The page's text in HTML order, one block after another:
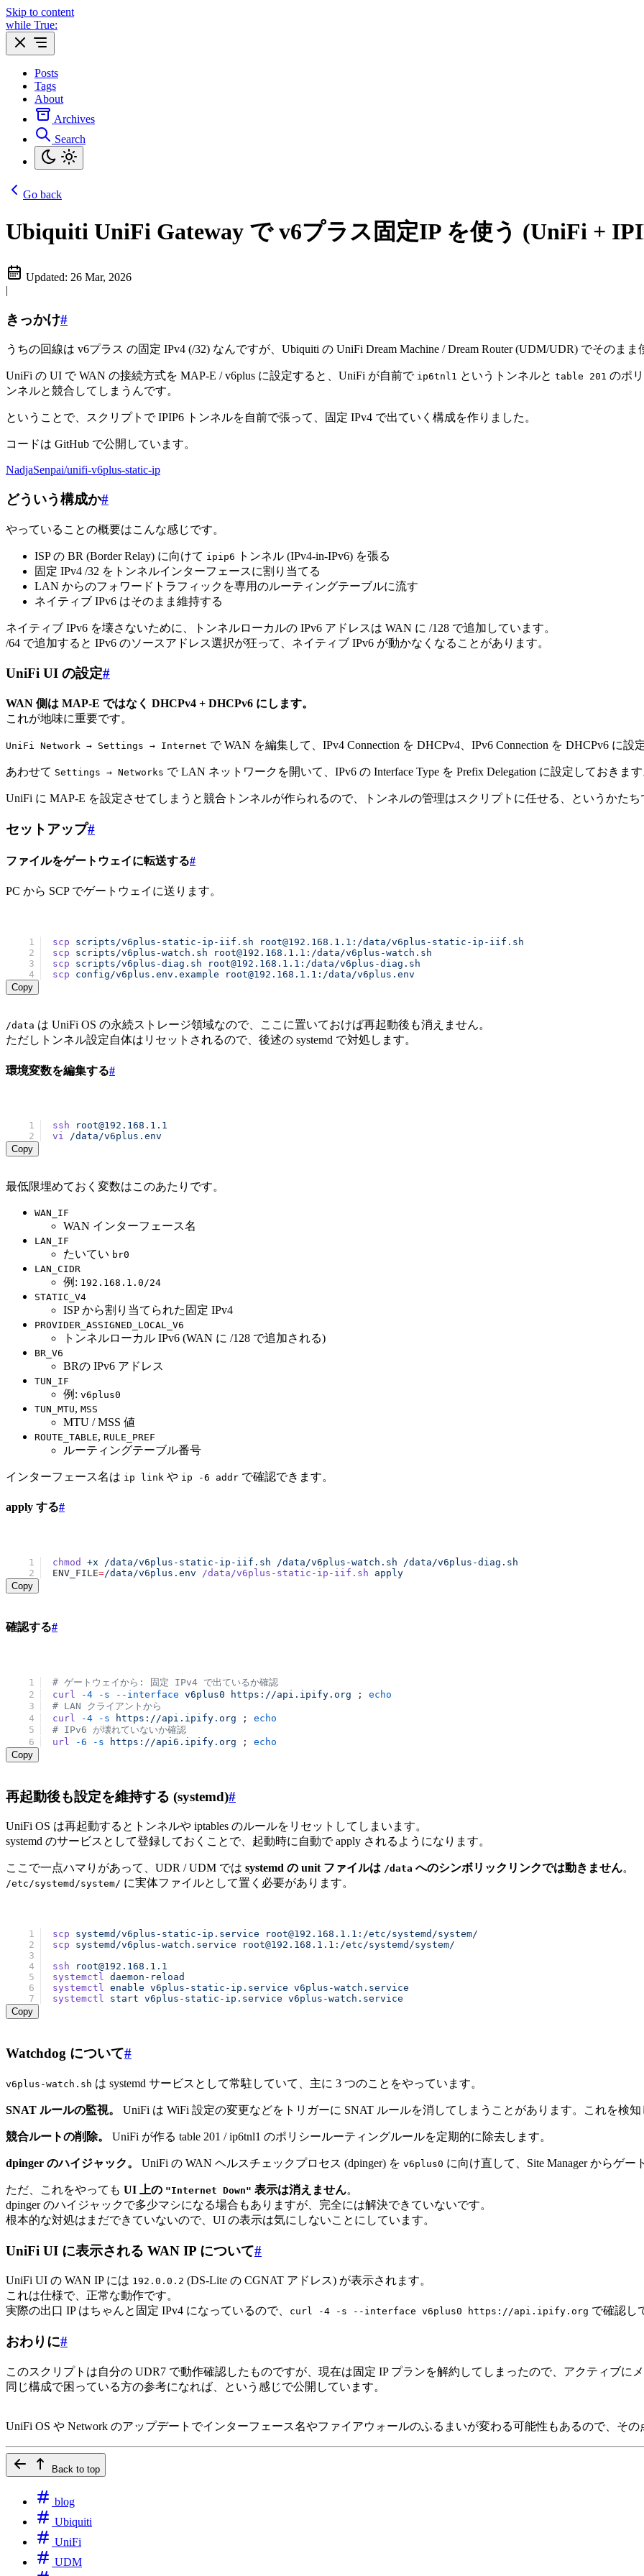
Skip to content
while True:
Posts
Tags
About
Archives
Search
Go back
Ubiquiti UniFi Gateway で v6プラス固定IP を使う (UniFi +
Updated: 26 Mar, 2026
|
きっかけ#
うちの回線は v6プラス の固定 IPv4 (/32) なんですが、Ubiquiti の UniFi Dream Machine / Dream Router (UDM/UDR) でそのま
UniFi の UI で WAN の接続方式を MAP-E / v6plus に設定すると、UniFi が自前で ip6tnl1 というトンネルと table 201 のポ
ンネルと競合してしまうんです。
ということで、スクリプトで IPIP6 トンネルを自前で張って、固定 IPv4 で出ていく構成を作りました。
コードは GitHub で公開しています。
NadjaSenpai/unifi-v6plus-static-ip
どういう構成か#
やっていることの概要はこんな感じです。
ISP の BR (Border Relay) に向けて ipip6
トンネル (IPv4-in-IPv6) を張る
固定 IPv4 /32 をトンネルインターフェースに割り当てる
LAN からのフォワードトラフィックを専用のルーティングテーブルに流す
ネイティブ IPv6 はそのまま維持する
ネイティブ IPv6 を壊さないために、トンネルローカルの IPv6 アドレスは WAN に /128 で追加しています。
/64 で追加すると IPv6 のソースアドレス選択が狂って、ネイティブ IPv6 が動かなくなることがあります。
UniFi UI の設定#
WAN 側は MAP-E ではなく DHCPv4 + DHCPv6 にします。
これが地味に重要です。
UniFi Network → Settings → Internet で WAN を編集して、IPv4 Connection を DHCPv4、IPv6 Connection を DHCPv6 に設
あわせて Settings → Networks で LAN ネットワークを開いて、IPv6 の Interface Type を Prefix Delegation に設定しておきます
UniFi に MAP-E を設定させてしまうと競合トンネルが作られるので、トンネルの管理はスクリプトに任せる、というかたち
セットアップ#
ファイルをゲートウェイに転送する#
PC から SCP でゲートウェイに送ります。
scp scripts/v6plus-static-ip-iif.sh root@192.168.1.1:/data/v6plus-static-ip-iif.sh
scp scripts/v6plus-watch.sh root@192.168.1.1:/data/v6plus-watch.sh
scp scripts/v6plus-diag.sh root@192.168.1.1:/data/v6plus-diag.sh
scp config/v6plus.env.example root@192.168.1.1:/data/v6plus.env
Copy
/data は UniFi OS の永続ストレージ領域なので、ここに置いておけば再起動後も消えません。
ただしトンネル設定自体はリセットされるので、後述の systemd で対処します。
環境変数を編集する#
ssh root@192.168.1.1
vi
/data/v6plus.env
Copy
最低限埋めておく変数はこのあたりです。
WAN_IF
WAN インターフェース名
LAN_IF
たいてい br0
LAN_CIDR
例: 192.168.1.0/24
STATIC_V4
ISP から割り当てられた固定 IPv4
PROVIDER_ASSIGNED_LOCAL_V6
トンネルローカル IPv6 (WAN に /128 で追加される)
BR_V6
BRの IPv6 アドレス
TUN_IF
例: v6plus0
TUN_MTU, MSS
MTU / MSS 値
ROUTE_TABLE, RULE_PREF
ルーティングテーブル番号
インターフェース名は ip link や ip -6 addr で確認できます。
apply する#
chmod +x /data/v6plus-static-ip-iif.sh /data/v6plus-watch.sh /data/v6plus-diag.sh
ENV_FILE=/data/v6plus.env /data/v6plus-static-ip-iif.sh apply
Copy
確認する#
# ゲートウェイから: 固定 IPv4 で出ているか確認
curl -4 -s --interface v6plus0 https://api.ipify.org ; echo
# LAN クライアントから
curl -4 -s https://api.ipify.org ; echo
# IPv6 が壊れていないか確認
url -6 -s https://api6.ipify.org ; echo
Copy
再起動後も設定を維持する (systemd)#
UniFi OS は再起動するとトンネルや iptables のルールをリセットしてしまいます。
systemd のサービスとして登録しておくことで、起動時に自動で apply されるようになります。
ここで一点ハマりがあって、UDR / UDM では systemd の unit ファイルは /data へのシンボリックリンクでは動きません。
/etc/systemd/system/ に実体ファイルとして置く必要があります。
scp systemd/v6plus-static-ip.service root@192.168.1.1:/etc/systemd/system/
scp systemd/v6plus-watch.service root@192.168.1.1:/etc/systemd/system/
ssh root@192.168.1.1
systemctl daemon-reload
systemctl enable v6plus-static-ip.service v6plus-watch.service
systemctl start v6plus-static-ip.service v6plus-watch.service
Copy
Watchdog について#
v6plus-watch.sh は systemd サービスとして常駐していて、主に 3 つのことをやっています。
SNAT ルールの監視。 UniFi は WiFi 設定の変更などをトリガーに SNAT ルールを消してしまうことがあります。これを検知
競合ルートの削除。 UniFi が作る table 201 / ip6tnl1 のポリシールーティングルールを定期的に除去します。
dpinger のハイジャック。 UniFi の WAN ヘルスチェックプロセス (dpinger) を v6plus0 に向け直して、Site Manager からゲ
ただ、これをやっても UI 上の "Internet Down" 表示は消えません。
dpinger のハイジャックで多少マシになる場合もありますが、完全には解決できていないです。
根本的な対処はまだできていないので、UI の表示は気にしないことにしています。
UniFi UI に表示される WAN IP について#
UniFi UI の WAN IP には 192.0.0.2 (DS-Lite の CGNAT アドレス) が表示されます。
これは仕様で、正常な動作です。
実際の出口 IP はちゃんと固定 IPv4 になっているので、
curl -4 -s --interface v6plus0 https://api.ipify.org で確認し
おわりに#
このスクリプトは自分の UDR7 で動作確認したものですが、現在は固定 IP プランを解約してしまったので、アクティブに
同じ構成で困っている方の参考になれば、という感じで公開しています。
UniFi OS や Network のアップデートでインターフェース名やファイアウォールのふるまいが変わる可能性もあるので、その
Back to top
blog
Ubiquiti
UniFi
UDM